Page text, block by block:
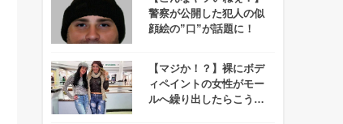
警察が公開した犯人の似
顔絵の”口”が話題に！
【マジか！？】裸にボデ
ィペイントの女性がモー
ルへ繰り出したらこうな